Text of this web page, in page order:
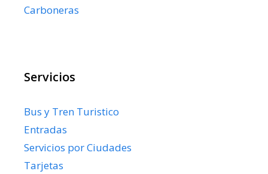
Carboneras
Servicios
Bus y Tren Turistico
Entradas
Servicios por Ciudades
Tarjetas